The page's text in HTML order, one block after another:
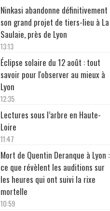
Ninkasi abandonne définitivement
son grand projet de tiers-lieu à La
Saulaie, près de Lyon
13:13
Éclipse solaire du 12 août : tout
savoir pour l'observer au mieux à
Lyon
12:35
Lectures sous l’arbre en Haute-
Loire
11:47
Mort de Quentin Deranque à Lyon :
ce que révèlent les auditions sur
les heures qui ont suivi la rixe
mortelle
10:59